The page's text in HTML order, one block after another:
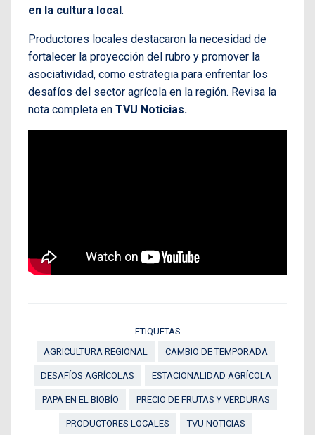
en la cultura local.
Productores locales destacaron la necesidad de
fortalecer la proyección del rubro y promover la
asociatividad, como estrategia para enfrentar los
desafíos del sector agrícola en la región. Revisa la
nota completa en TVU Noticias.
ETIQUETAS
AGRICULTURA REGIONAL
CAMBIO DE TEMPORADA
DESAFÍOS AGRÍCOLAS ESTACIONALIDAD AGRÍCOLA
PAPA EN EL BIOBÍO PRECIO DE FRUTAS Y VERDURAS
PRODUCTORES LOCALES TVU NOTICIAS